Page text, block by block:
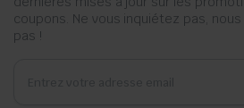
coupons. Ne vous inquiétez pas,
pas !